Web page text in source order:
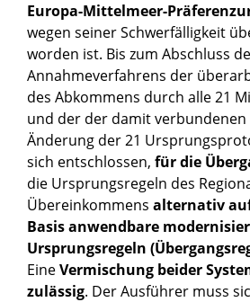
Europa-Mittelmeer-
wegen seiner Schwerfälligkeit
worden ist. Bis zum Abschluss
Annahmeverfahrens der
des Abkommens durch alle 21
und der der damit verbundenen
Änderung der 21
sich entschlossen, für die
die Ursprungsregeln des
Übereinkommens alternativ
Basis anwendbare
Ursprungsregeln
EineVermischung beider
zulässig. Der Ausführer muss